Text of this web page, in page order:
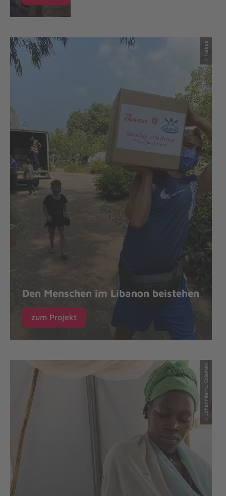
© Nabaa
Den Menschen im Libanon beistehen
zum Projekt
© Johanniter/L. Coleman